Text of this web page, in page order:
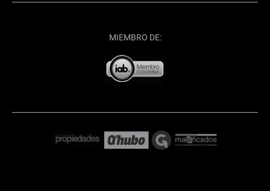
MIEMBRO DE: